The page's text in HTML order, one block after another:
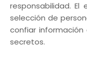
responsabilidad.
selección de
confiar
secretos.